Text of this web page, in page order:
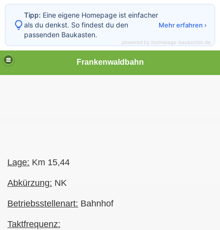
Frankenwaldbahn
Lage: Km 15,44
Abkürzung: NK
Betriebsstellenart: Bahnhof
Taktfrequenz:
Tipp: Eine eigene Homepage ist einfacher
als du denkst. So findest du den
passenden Baukasten.
Mehr erfahren ›
powered by homepage-baukasten.de